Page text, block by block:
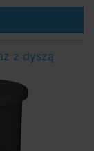
z dyszą